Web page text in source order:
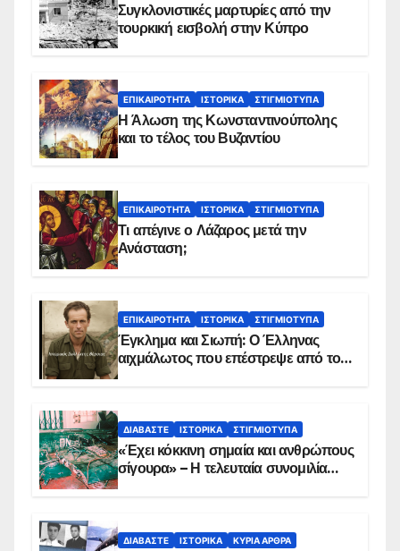
Συγκλονιστικές μαρτυρίες από την
τουρκική εισβολή στην Κύπρο
ΕΠΙΚΑΙΡΌΤΗΤΑ ΙΣΤΟΡΙΚΆ ΣΤΙΓΜΙΌΤΥΠΑ
Η Άλωση της Κωνσταντινούπολης
και το τέλος του Βυζαντίου
ΕΠΙΚΑΙΡΌΤΗΤΑ ΙΣΤΟΡΙΚΆ ΣΤΙΓΜΙΌΤΥΠΑ
Τι απέγινε ο Λάζαρος μετά την
Ανάσταση;
ΕΠΙΚΑΙΡΌΤΗΤΑ ΙΣΤΟΡΙΚΆ ΣΤΙΓΜΙΌΤΥΠΑ
Έγκλημα και Σιωπή: Ο Έλληνας
αιχμάλωτος που επέστρεψε από το
ΔΙΑΒΆΣΤΕ ΙΣΤΟΡΙΚΆ ΣΤΙΓΜΙΌΤΥΠΑ
«Έχει κόκκινη σημαία και ανθρώπους
σίγουρα» – Η τελευταία συνομιλία
ΔΙΑΒΆΣΤΕ ΙΣΤΟΡΙΚΆ ΚΥΡΙΑ ΑΡΘΡΑ